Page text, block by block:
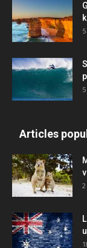
Articles